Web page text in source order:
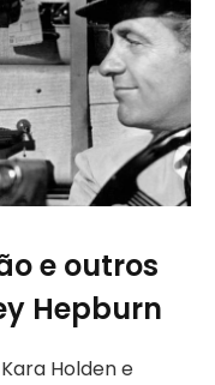
e outros
Hepburn
Holden e